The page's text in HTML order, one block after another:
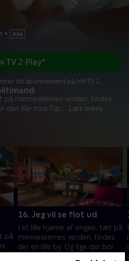
•
menneskernes verden, findes
den lille mus Tip
Læs mere
TV 2 Play*
dit abonnement på Mit TV 2.
på
16. Jeg vil se flot ud
I et lille hjørne af engen, tæt på
menneskernes verden, findes
der en lille by. Og lige der bor